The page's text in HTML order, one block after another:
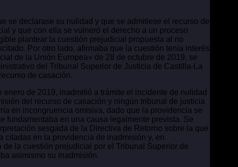
se declarase su nulidad y que se admitiese el recurso de
y que con ella se vulneró el derecho a un proceso
plantear la cuestión prejudicial propuesta al no
Por otro lado, afirmaba que la cuestión tenía interés
de la Unión Europea» de 28 de octubre de 2019, se
del Tribunal Superior de Justicia de Castilla-La
de casación.
de 2019, inadmitió a trámite el incidente de nulidad
del recurso de casación y ningún tribunal de justicia
en incongruencia omisiva, dado que la providencia se
fundamentaba en una causa legalmente prevista. Se
sesgada de la Directiva de Retorno sobre la que
en la providencia de inadmisión y, en
la cuestión prejudicial por el Tribunal Superior de
asimismo su inadmisión.